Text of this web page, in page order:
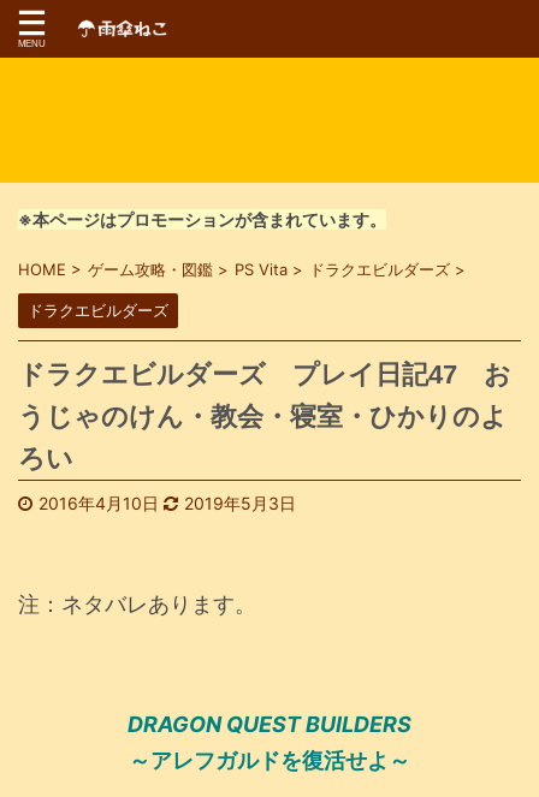
※本ページはプロモーションが含まれています。
HOME > ゲーム攻略・図鑑 > PS Vita > ドラクエビルダーズ >
ドラクエビルダーズ
ドラクエビルダーズ プレイ日記47 お
うじゃのけん・教会・寝室・ひかりのよ
ろい
2016年4月10日 2019年5月3日
注：ネタバレあります。
DRAGON QUEST BUILDERS
～アレフガルドを復活せよ～